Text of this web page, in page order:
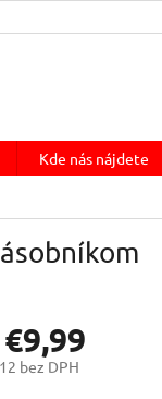
Kde nás nájdete
€9,99
bez DPH